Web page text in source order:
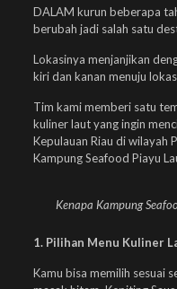
DALAM kurun beberapa
berubah jadi salah satu
Lokasinya menjanjikan
kiri dan kanan menuju
Tim kami memberi satu
kuliner laut yang ingin
Kepulauan Riau di wilayah
Kampung Seafood Piayu
Kenapa Kampung
1. Pilihan Menu Kuliner
Kamu bisa memilih sesuai